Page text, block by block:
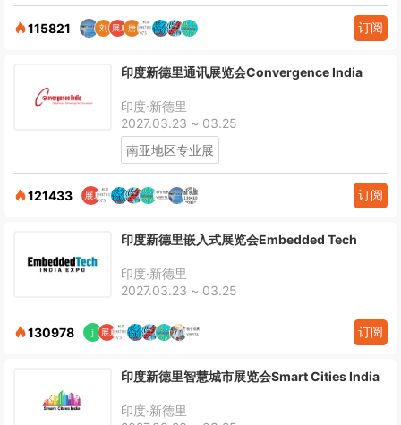
115821 订阅
印度新德里通讯展览会Convergence India
印度·新德里
2027.03.23 ~ 03.25
南亚地区专业展
121433 订阅
印度新德里嵌入式展览会Embedded Tech
印度·新德里
2027.03.23 ~ 03.25
130978 订阅
印度新德里智慧城市展览会Smart Cities India
印度·新德里